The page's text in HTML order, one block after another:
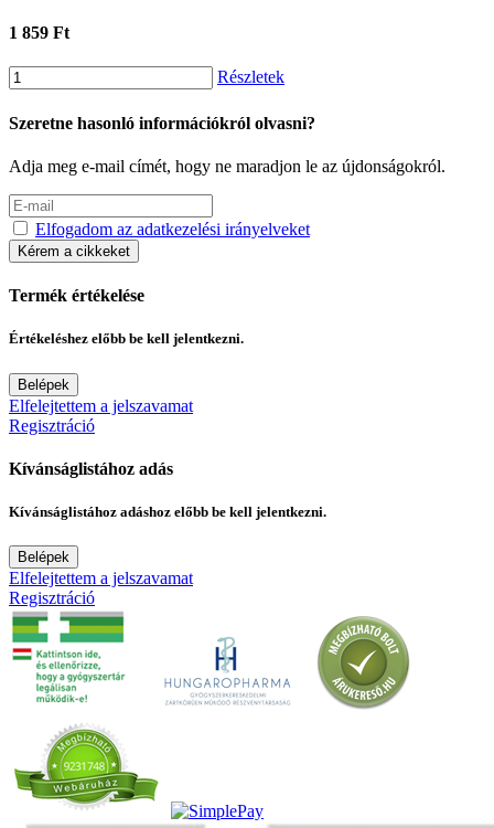
1 859 Ft
Részletek
Szeretne hasonló információkról olvasni?
Adja meg e-mail címét, hogy ne maradjon le az újdonságokról.
Elfogadom az adatkezelési irányelveket
Kérem a cikkeket
Termék értékelése
Értékeléshez előbb be kell jelentkezni.
Belépek
Elfelejtettem a jelszavamat
Regisztráció
Kívánságlistához adás
Kívánságlistához adáshoz előbb be kell jelentkezni.
Belépek
Elfelejtettem a jelszavamat
Regisztráció